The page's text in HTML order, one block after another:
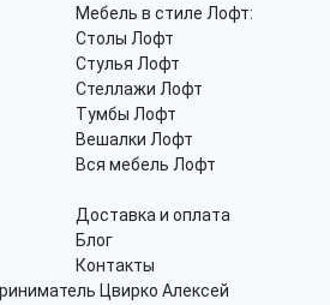
Мебель в стиле Лофт:
Столы Лофт
Стулья Лофт
Стеллажи Лофт
Тумбы Лофт
Вешалки Лофт
Вся мебель Лофт
Доставка и оплата
Блог
Контакты
Цвирко Алексей